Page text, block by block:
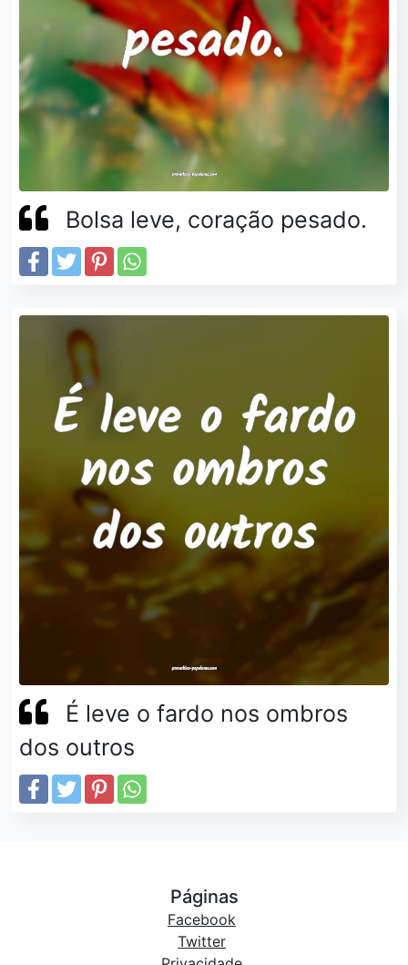
Bolsa leve, coração pesado.
É leve o fardo nos ombros
dos outros
Páginas
Facebook
Twitter